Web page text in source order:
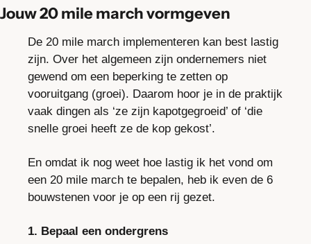
Jouw 20 mile march vormgeven
De 20 mile march implementeren kan best lastig
zijn. Over het algemeen zijn ondernemers niet
gewend om een beperking te zetten op
vooruitgang (groei). Daarom hoor je in de praktijk
vaak dingen als ‘ze zijn kapotgegroeid’ of ‘die
snelle groei heeft ze de kop gekost’.
En omdat ik nog weet hoe lastig ik het vond om
een 20 mile march te bepalen, heb ik even de 6
bouwstenen voor je op een rij gezet.
1. Bepaal een ondergrens